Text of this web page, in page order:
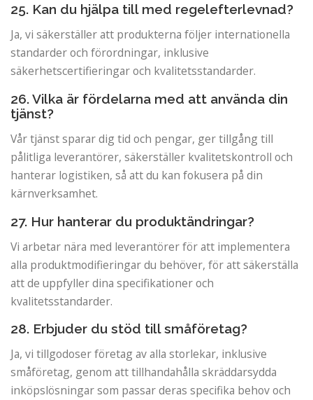
25. Kan du hjälpa till med regelefterlevnad?
Ja, vi säkerställer att produkterna följer internationella
standarder och förordningar, inklusive
säkerhetscertifieringar och kvalitetsstandarder.
26. Vilka är fördelarna med att använda din
tjänst?
Vår tjänst sparar dig tid och pengar, ger tillgång till
pålitliga leverantörer, säkerställer kvalitetskontroll och
hanterar logistiken, så att du kan fokusera på din
kärnverksamhet.
27. Hur hanterar du produktändringar?
Vi arbetar nära med leverantörer för att implementera
alla produktmodifieringar du behöver, för att säkerställa
att de uppfyller dina specifikationer och
kvalitetsstandarder.
28. Erbjuder du stöd till småföretag?
Ja, vi tillgodoser företag av alla storlekar, inklusive
småföretag, genom att tillhandahålla skräddarsydda
inköpslösningar som passar deras specifika behov och